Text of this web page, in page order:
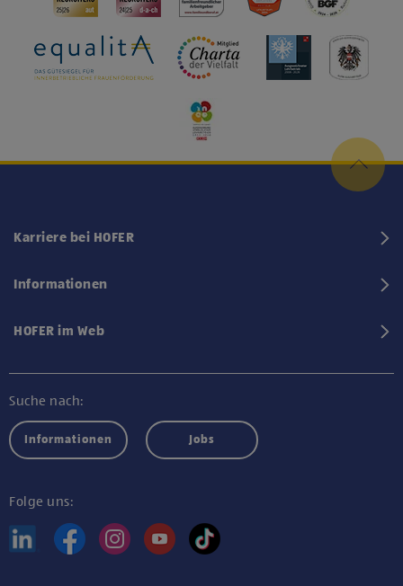
Karriere bei HOFER
Informationen
HOFER im Web
Suche nach:
Informationen Jobs
Folge uns: